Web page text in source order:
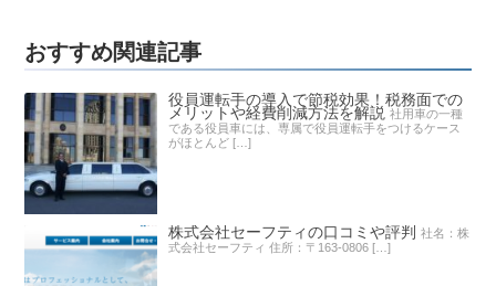
おすすめ関連記事
役員運転手の導入で節税効果！税務面での
メリットや経費削減方法を解説 社用車の一種
である役員車には、専属で役員運転手をつけるケース
がほとんど […]
株式会社セーフティの口コミや評判 社名：株
式会社セーフティ 住所：〒163-0806 […]